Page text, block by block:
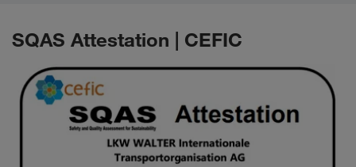
SQAS Attestation | CEFIC